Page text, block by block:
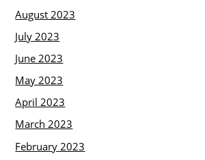
August 2023
July 2023
June 2023
May 2023
April 2023
March 2023
February 2023